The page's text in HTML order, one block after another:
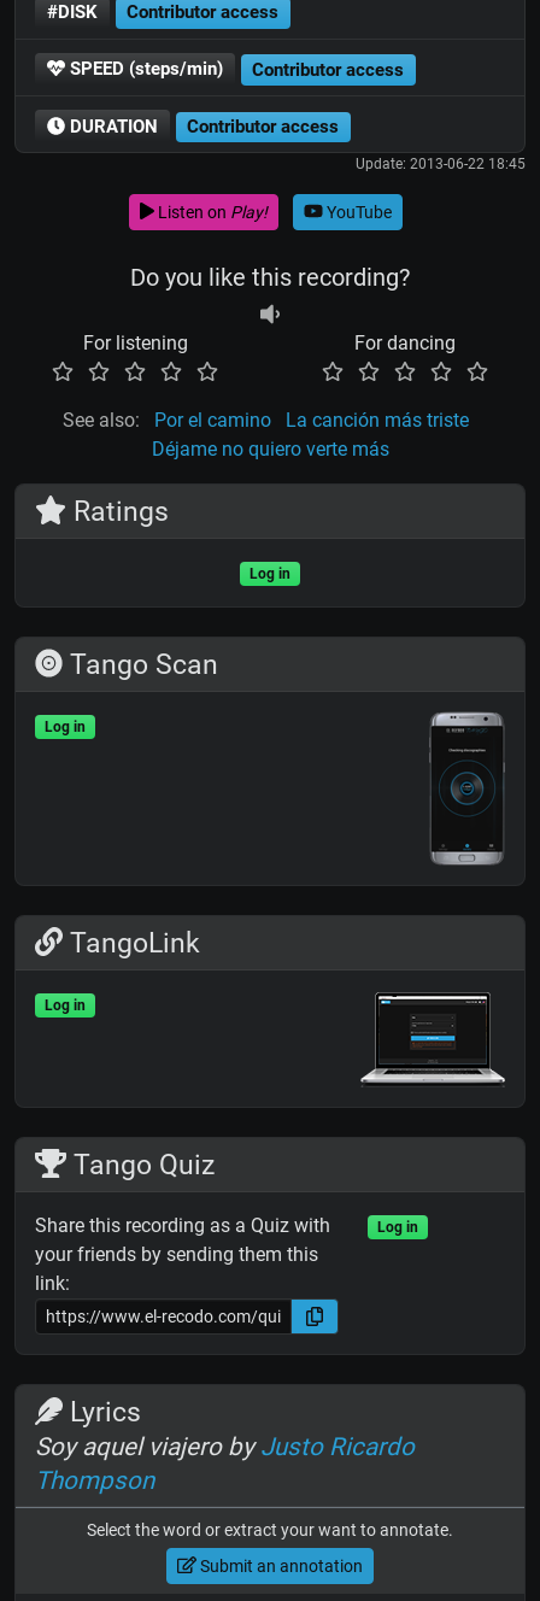
#DISK Contributor access
SPEED (steps/min) Contributor access
DURATION Contributor access
Update: 2013-06-22 18:45
Listen on Play! YouTube
Do you like this recording?
For listening For dancing
See also: Por el camino
La canción más triste
Déjame no quiero verte más
Ratings
Log in
Tango Scan
Log in
TangoLink
Log in
Tango Quiz
Share this recording as a Quiz with
your friends by sending them this
link:
Log in
Lyrics
Soy aquel viajero byJusto Ricardo
Thompson
Select the word or extract your want to annotate.
Submit an annotation